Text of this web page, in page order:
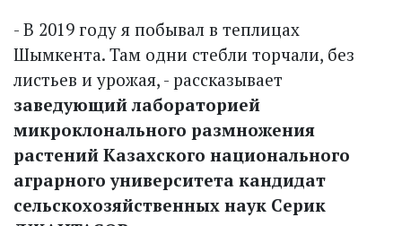
- В 2019 году я побывал в теп­лицах
Шымкента. Там одни стебли торчали, без
листьев и урожая, - рассказывает
заведующий лабораторией
микроклонального размножения
растений Казахского национального
аграрного университета кандидат
сельскохозяйственных наук Серик